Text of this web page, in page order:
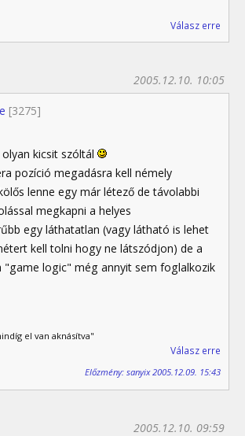
Válasz erre
[3275]
2005.12.10. 10:05
kicsit szóltál
pozíció megadásra kell némely
lenne egy már létező de távolabbi
megkapni a helyes
egy láthatatlan (vagy látható is lehet
kell tolni hogy ne látszódjon) de a
"game logic" még annyit sem foglalkozik
el van aknásítva"
Válasz erre
Előzmény: sanyix 2005.12.09. 15:43
2005.12.10. 09:59